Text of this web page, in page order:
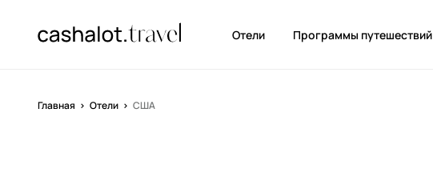
Отели Программы путешествий
Главная Отели США